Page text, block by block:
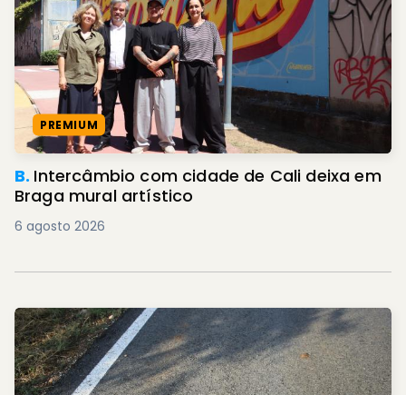
PREMIUM
B. Intercâmbio com cidade de Cali deixa em
Braga mural artístico
6 agosto 2026